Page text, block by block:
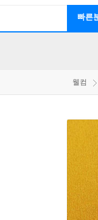
빠른
웰컴